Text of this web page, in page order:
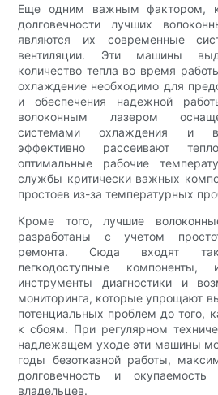
Еще одним важным фактором,
долговечности лучших
являются их современные
вентиляции. Эти машины
количество тепла во время
охлаждение необходимо для
и обеспечения надежной
волоконным лазером
системами охлаждения и
эффективно рассеивают
оптимальные рабочие
службы критически важных
простоев из-за температурных
Кроме того, лучшие
разработаны с учетом
ремонта. Сюда входят
легкодоступные компоненты,
инструменты диагностики и
мониторинга, которые упрощают
потенциальных проблем до того,
к сбоям. При регулярном
надлежащем уходе эти машины
годы безотказной работы,
долговечность и
владельцев.